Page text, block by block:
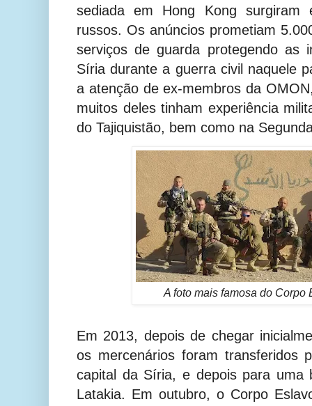
sediada em Hong Kong surgiram
russos. Os anúncios prometiam
serviços de guarda protegendo as
Síria durante a guerra civil naquele
a atenção de ex-membros da
muitos deles tinham experiência
do Tajiquistão, bem como na
A foto mais famosa do Corpo
Em 2013, depois de chegar
os mercenários foram transferidos
capital da Síria, e depois para uma
Latakia. Em outubro, o Corpo